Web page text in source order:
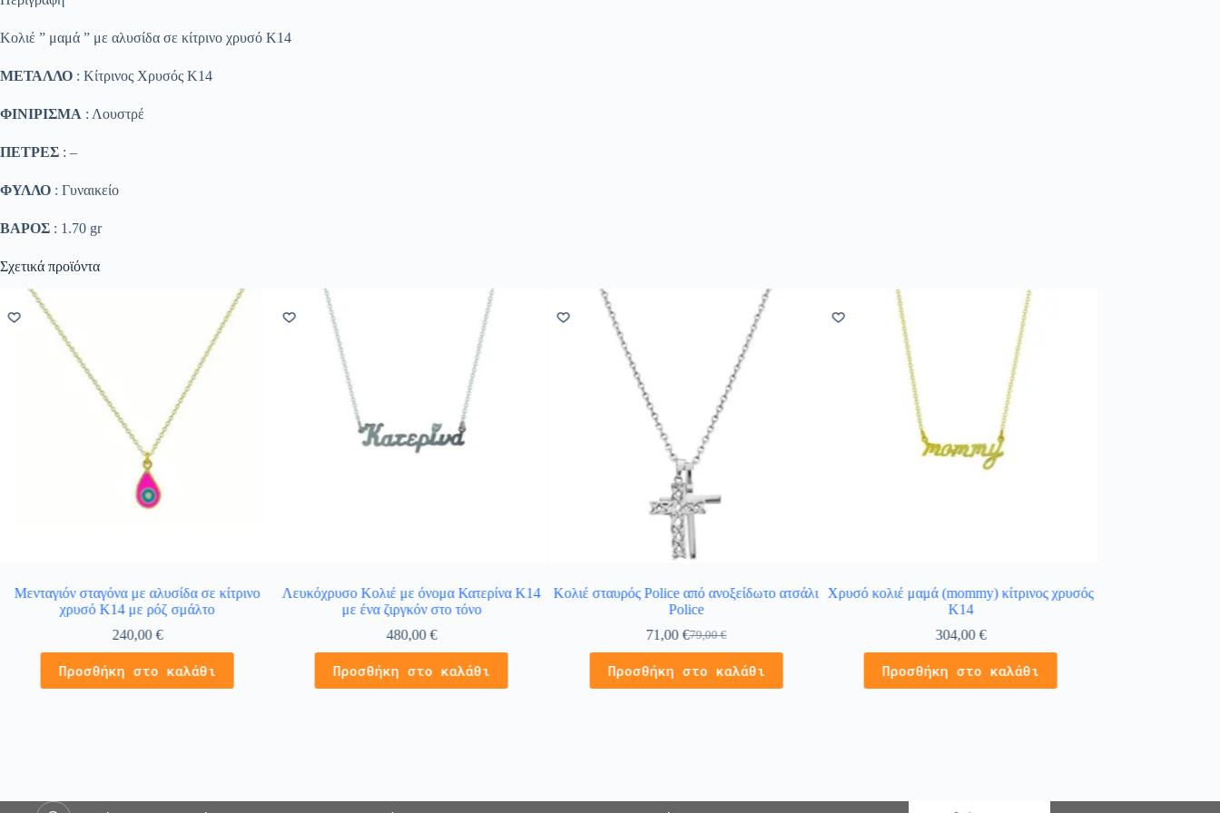
Κολιέ ” μαμά ” με αλυσίδα σε κίτρινο χρυσό Κ14
ΜΕΤΑΛΛΟ : Κίτρινος Χρυσός K14
ΦΙΝΙΡΙΣΜΑ : Λουστρέ
ΠΕΤΡΕΣ : –
ΦΥΛΛΟ : Γυναικείο
ΒΑΡΟΣ : 1.70 gr
Σχετικά προϊόντα
Μενταγιόν σταγόνα με αλυσίδα σε κίτρινο
χρυσό Κ14 με ρόζ σμάλτο
240,00€
Προσθήκη στο καλάθι
Λευκόχρυσο Κολιέ με όνομα Κατερίνα Κ14
με ένα ζιργκόν στο τόνο
480,00€
Προσθήκη στο καλάθι
Κολιέ σταυρός Police από ανοξείδωτο ατσάλι
Police
79,00€
71,00€
Προσθήκη στο καλάθι
Χρυσό κολιέ μαμά (mommy) κίτρινος χρυσός
Κ14
304,00€
Προσθήκη στο καλάθι